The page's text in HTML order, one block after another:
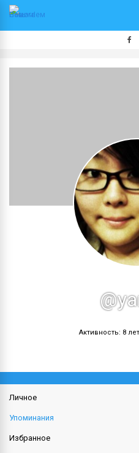
Активность: 8
Личное
Упоминания
Избранное